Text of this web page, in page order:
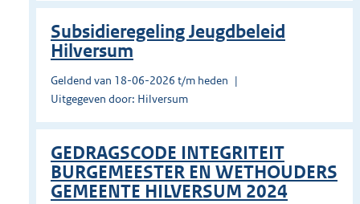
Subsidieregeling Jeugdbeleid
Hilversum
Geldend van 18-06-2026 t/m heden
Uitgegeven door: Hilversum
GEDRAGSCODE INTEGRITEIT
BURGEMEESTER EN WETHOUDERS
GEMEENTE HILVERSUM 2024